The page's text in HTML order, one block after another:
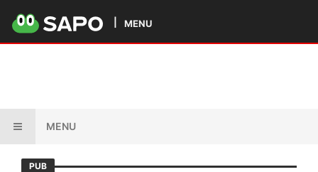
MENU
MENU
PUB